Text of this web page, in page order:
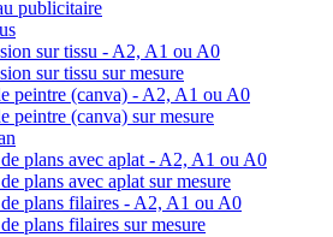
publicitaire
sur tissu - A2, A1 ou A0
sur tissu sur mesure
peintre (canva) - A2, A1 ou A0
peintre (canva) sur mesure
plans avec aplat - A2, A1 ou A0
plans avec aplat sur mesure
plans filaires - A2, A1 ou A0
plans filaires sur mesure